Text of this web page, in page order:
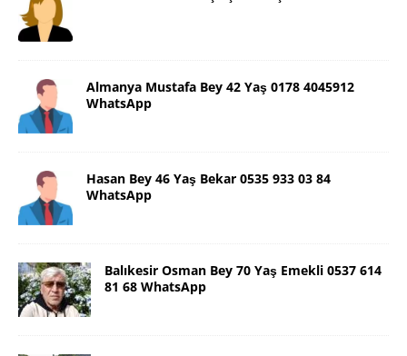
Almanya Mustafa Bey 42 Yaş 0178 4045912
WhatsApp
Hasan Bey 46 Yaş Bekar 0535 933 03 84
WhatsApp
Balıkesir Osman Bey 70 Yaş Emekli 0537 614
81 68 WhatsApp